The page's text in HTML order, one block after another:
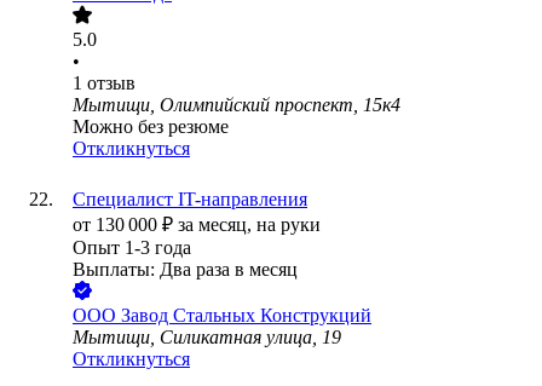
5.0
•
1 отзыв
Мытищи, Олимпийский проспект, 15к4
Можно без резюме
Откликнуться
Специалист IT-направления
от 130 000 ₽ за месяц, на руки
Опыт 1-3 года
Выплаты: Два раза в месяц
ООО Завод Стальных Конструкций
Мытищи, Силикатная улица, 19
Откликнуться